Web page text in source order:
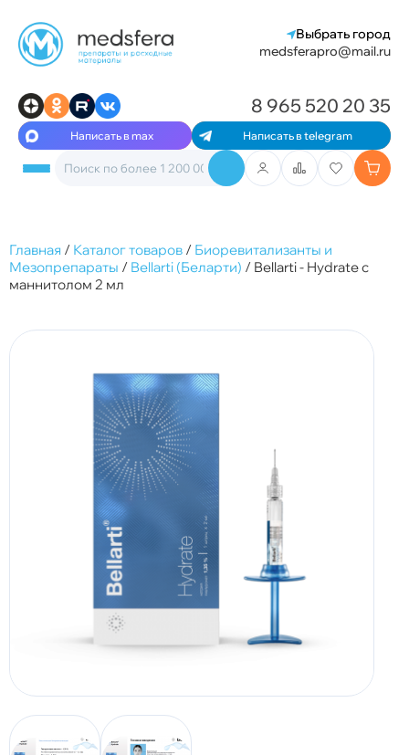
Выбрать город
medsferapro@mail.ru
Написать в max Написать в telegram
8 965 520 20 35
Главная / Каталог товаров / Биоревитализанты и
Мезопрепараты / Bellarti (Беларти) / Bellarti - Hydrate с
маннитолом 2 мл